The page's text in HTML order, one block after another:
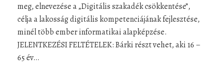
meg, elnevezése a „Digitális szakadék csökkentése”,
célja a lakosság digitális kompetenciájának fejlesztése,
minél több ember informatikai alapképzése.
JELENTKEZÉSI FELTÉTELEK: Bárki részt vehet, aki 16 –
65 év…